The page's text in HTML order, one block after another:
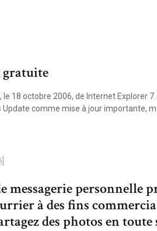
18 octobre 2006, de Internet Explorer
comme mise à jour importante,
personnelle
à des fins
des photos en